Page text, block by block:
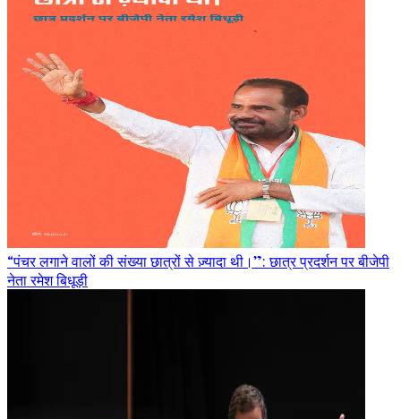
“पंचर लगाने वालों की संख्या छात्रों से ज़्यादा थी।”: छात्र प्रदर्शन पर बीजेपी
नेता रमेश बिधूड़ी